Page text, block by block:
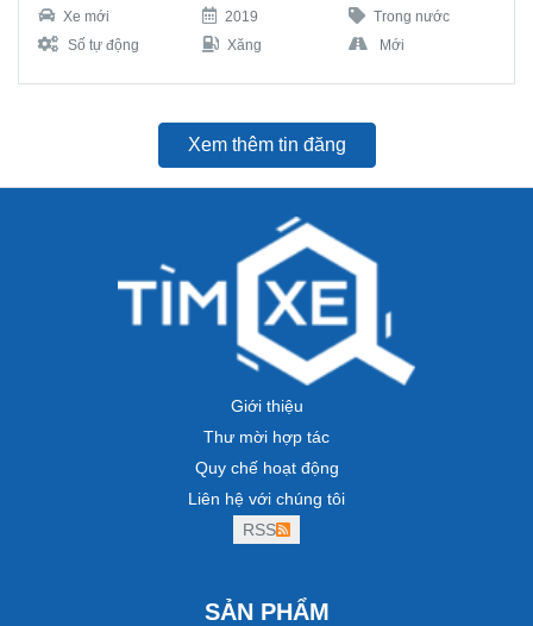
Xe mới 2019
Trong nước
Số tự động
Xăng Mới
Xem thêm tin đăng
Giới thiệu
Thư mời hợp tác
Quy chế hoạt động
Liên hệ với chúng tôi
RSS
SẢN PHẨM